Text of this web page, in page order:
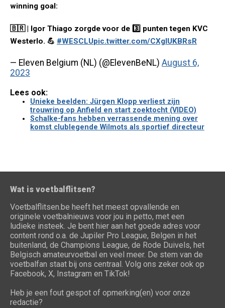
winning goal:
🇧🇷 | Igor Thiago zorgde voor de 3️⃣ punten tegen KVC
Westerlo. 💪 #WESCLUpic.twitter.com/CXglUKBRsR
— Eleven Belgium (NL) (@ElevenBeNL) August 6,
2023
Lees ook:
Unieke beelden: Jürgen Klopp verliest zijn
trouwring op Anfield en start zoektocht (VIDEO)
Schalke-fans hebben verrassende mening over
komst clublegende Wilmots als sportief directeur
Wat is voetbalflitsen?
Voetbalflitsen.be heeft het meest opvallende en
originele voetbalnieuws voor jou in petto, met een
ludieke insteek. Je bent hier aan het goede adres voor
content rond o.a. de Jupiler Pro League, Belgen in het
buitenland, de Champions League, de Rode Duivels, het
Belgisch amateurvoetbal en veel meer. De stem van de
voetbalfan staat bij ons centraal. Volg ons zeker ook op
Facebook, X, Instagram en TikTok!
Heb je een fout gespot of opmerking(en) voor onze
redactie?